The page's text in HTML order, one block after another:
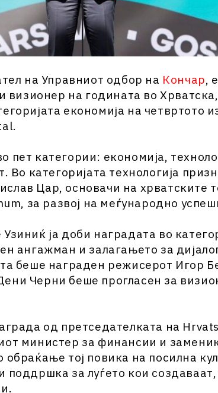
на Управниот одбор на Кончар,
визионер на годината во
економија на четвртото
пет категории: економија,
Во категоријата технологија
Цар, основачи на хрватските
за развој на меѓународно
ја доби наградата во
ангажман и залагањето за
беше награден режисерот Игор
Черни беше прогласен за
од претседателката на
министер за финансии и
тој повика на посилна
поддршка за луѓето кои